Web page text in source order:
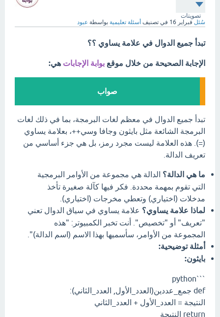
تصويتات
سُئل فبراير 16 في تصنيف أسئلة تعليمية بواسطة عبود
تبدأ جميع الدوال في علامة يساوي ؟؟
الإجابة الصحيحة من خلال موقع بوابة الإجابات هي:
صواب
تبدأ جميع الدوال في معظم لغات البرمجة، بما في ذلك لغات
البرمجة الشائعة مثل بايثون وجافا وسي++، بعلامة يساوي
(=). هذه العلامة ليست مجرد رمز، بل هي جزء أساسي من
تعريف الدالة.
ما هي الدالة؟ الدالة هي مجموعة من الأوامر البرمجية
التي تقوم بمهمة محددة. فكر فيها كآلة صغيرة تأخذ
مدخلات (اختياري) وتعطي مخرجات (اختياري).
لماذا علامة يساوي؟ علامة يساوي في سياق الدوال تعني
"تعريف" أو "تخصيص". أنت تخبر الكمبيوتر: "هذه
المجموعة من الأوامر، سأسميها بهذا الاسم (اسم الدالة)".
أمثلة توضيحية:
بايثون:
```python
def جمع_عددين(العدد_الأول, العدد_الثاني):
النتيجة = العدد_الأول + العدد_الثاني
return النتيجة